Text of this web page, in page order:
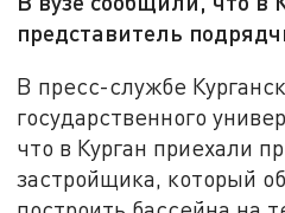
представитель
В пресс-службе
государственного
что в Курган приехали
застройщика, который